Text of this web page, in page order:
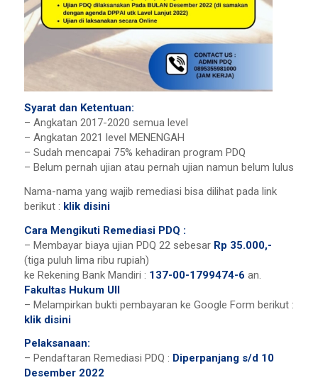
Syarat dan Ketentuan:
– Angkatan 2017-2020 semua level
– Angkatan 2021 level MENENGAH
– Sudah mencapai 75% kehadiran program PDQ
– Belum pernah ujian atau pernah ujian namun belum lulus
Nama-nama yang wajib remediasi bisa dilihat pada link
berikut : klik disini
Cara Mengikuti Remediasi PDQ :
– Membayar biaya ujian PDQ 22 sebesar Rp 35.000,-
(tiga puluh lima ribu rupiah)
ke Rekening Bank Mandiri : 137-00-1799474-6 an.
Fakultas Hukum UII
– Melampirkan bukti pembayaran ke Google Form berikut :
klik disini
Pelaksanaan:
– Pendaftaran Remediasi PDQ : Diperpanjang s/d 10
Desember 2022